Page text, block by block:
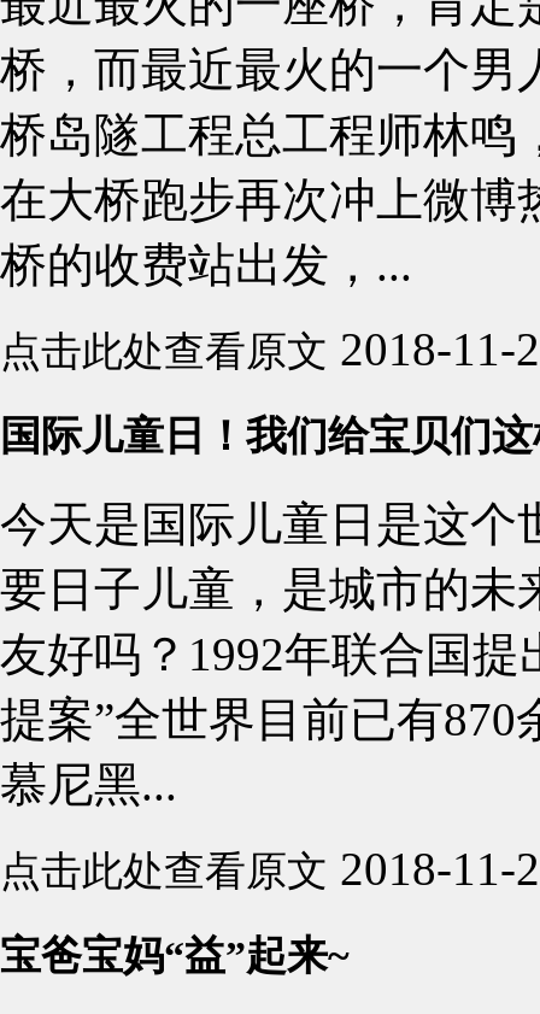
桥，而最近最火的一个
桥岛隧工程总工程师林鸣
在大桥跑步再次冲上微博
桥的收费站出发，...
点击此处查看原文 2018-11-
国际儿童日！我们给宝贝们
今天是国际儿童日是这个
要日子儿童，是城市的未
友好吗？1992年联合国
提案”全世界目前已有
慕尼黑...
点击此处查看原文 2018-11-
宝爸宝妈“益”起来~